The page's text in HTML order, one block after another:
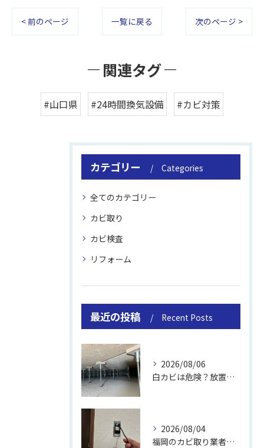
< 前のページ 一覧に戻る 次のページ >
関連タグ
#山口県 #24時間換気設備 #カビ対策
カテゴリー Categories
全てのカテゴリー
カビ取り
カビ検査
リフォーム
最近の投稿 Recent Posts
2026/08/06
白カビは危険？放置のリスクと取り方
2026/08/04
福岡のカビ取り業者おすすめの選び方と費用